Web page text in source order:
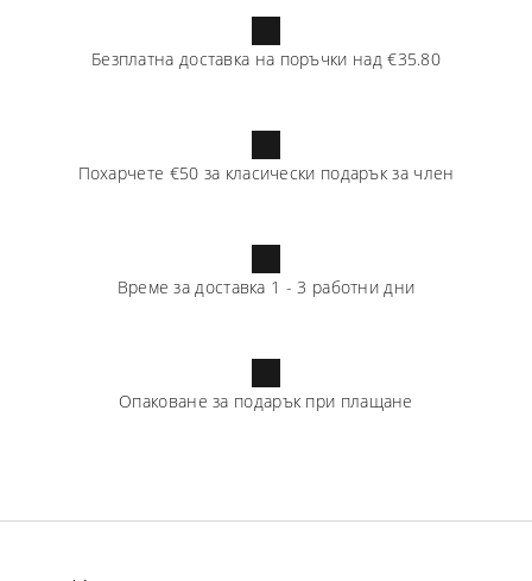
Безплатна доставка на поръчки над €35.80
Похарчете €50 за класически подарък за член
Време за доставка 1 - 3 работни дни
Опаковане за подарък при плащане